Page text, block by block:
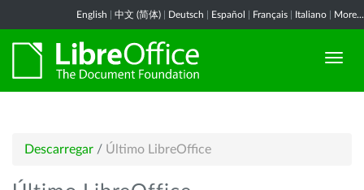
English 中文 (简体) Deutsch Español Français Italiano More...
Descarregar / Último LibreOffice